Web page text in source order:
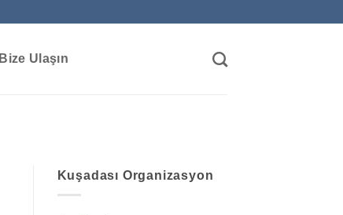
Bize Ulaşın
Kuşadası Organizasyon